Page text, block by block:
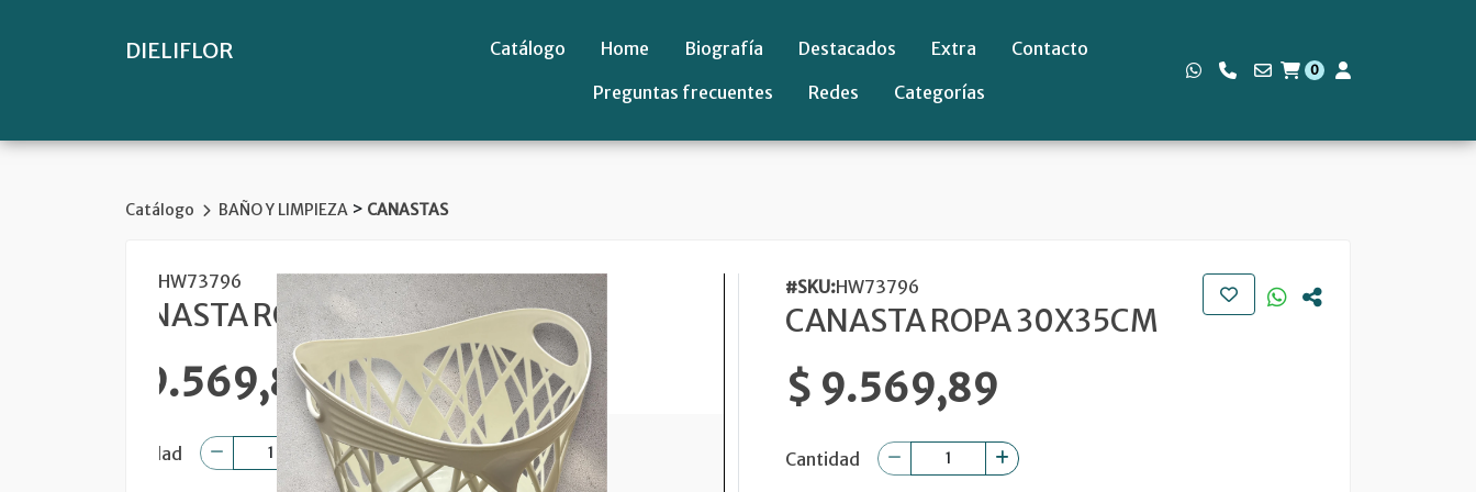
DIELIFLOR Catálogo Home Biografía Destacados Extra
Contacto
Preguntas frecuentes
Redes Categorías
0
Catálogo BAÑO Y LIMPIEZA > CANASTAS
#SKU:HW73796
CANASTA ROPA 30X35CM
$ 9.569,89
Cantidad